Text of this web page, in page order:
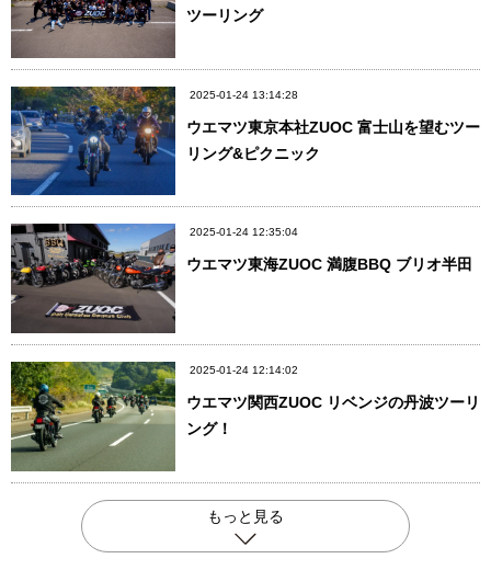
ツーリング
2025-01-24 13:14:28
ウエマツ東京本社ZUOC 富士山を望むツー
リング&ピクニック
2025-01-24 12:35:04
ウエマツ東海ZUOC 満腹BBQ ブリオ半田
2025-01-24 12:14:02
ウエマツ関西ZUOC リベンジの丹波ツーリ
ング！
もっと見る